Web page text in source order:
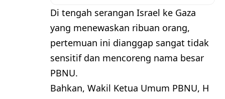
Di tengah serangan Israel ke Gaza
yang menewaskan ribuan orang,
pertemuan ini dianggap sangat tidak
sensitif dan mencoreng nama besar
PBNU.
Bahkan, Wakil Ketua Umum PBNU, H